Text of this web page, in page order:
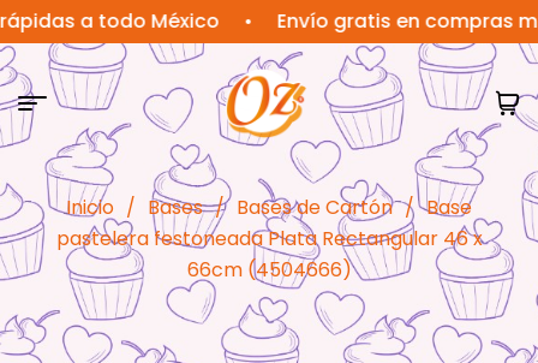
a todo México • Envío gratis en compras
Inicio / Bases / Bases de Cartón / Base
pastelera festoneada Plata Rectangular 46 x
66cm (4504666)